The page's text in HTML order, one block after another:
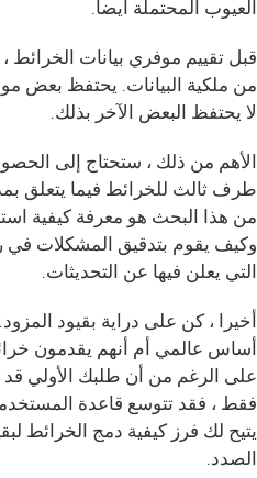
العيوب المحتملة أيضا.
قبل تقييم موفري بيانات الخرائط
من ملكية البيانات. يحتفظ بعض
لا يحتفظ البعض الآخر بذلك.
الأهم من ذلك ، ستحتاج إلى
طرف ثالث للخرائط فيما يتعلق
من هذا البحث هو معرفة كيفية
وكيف يقوم بتدقيق المشكلات في
التي يعلن فيها عن التحديثات.
أخيرا ، كن على دراية بقيود
أساس عالمي أم أنهم يقدمون
على الرغم من أن طلبك الأولي قد
فقط ، فقد تتوسع قاعدة
يتيح لك فرز كيفية دمج الخرائط
الصدد.